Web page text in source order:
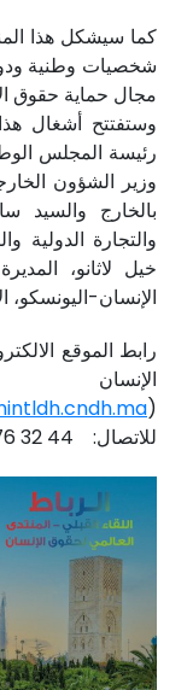
شخصيات وطنية
مجال حماية حقوق
وستفتتح أشغال
رئيسة المجلس
وزير الشؤون
بالخارج والسيد
والتجارة الدولية
خيل لاثانو،
الإنسان-اليونسكو،
رابط الموقع
الإنسان
(
للاتصال: 44 32 76 62 06